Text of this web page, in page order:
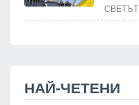
СВЕТЪТ
НАЙ-ЧЕТЕНИ